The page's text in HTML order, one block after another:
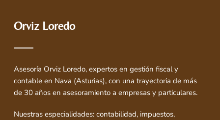
Orviz Loredo
Asesoría Orviz Loredo, expertos en gestión fiscal y
contable en Nava (Asturias), con una trayectoria de más
de 30 años en asesoramiento a empresas y particulares.
Nuestras especialidades: contabilidad, impuestos,